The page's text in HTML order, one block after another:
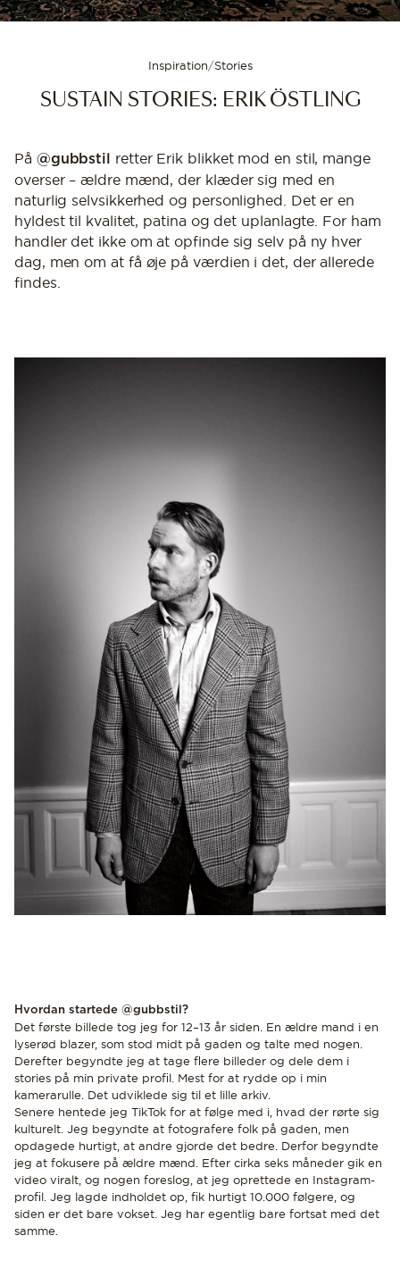
OPLEV DE SENESTE NYHEDER
Inspiration/Stories
SUSTAIN STORIES: ERIK ÖSTLING
På @gubbstil
retter Erik blikket mod en stil, mange
overser – ældre mænd, der klæder sig med en
naturlig selvsikkerhed og personlighed. Det er en
hyldest til kvalitet, patina og det uplanlagte. For ham
handler det ikke om at opfinde sig selv på ny hver
dag, men om at få øje på værdien i det, der allerede
findes.
Hvordan startede @gubbstil?
Det første billede tog jeg for 12–13 år siden. En ældre mand i en
lyserød blazer, som stod midt på gaden og talte med nogen.
Derefter begyndte jeg at tage flere billeder og dele dem i
stories på min private profil. Mest for at rydde op i min
kamerarulle. Det udviklede sig til et lille arkiv.
Senere hentede jeg TikTok for at følge med i, hvad der rørte sig
kulturelt. Jeg begyndte at fotografere folk på gaden, men
opdagede hurtigt, at andre gjorde det bedre. Derfor begyndte
jeg at fokusere på ældre mænd. Efter cirka seks måneder gik en
video viralt, og nogen foreslog, at jeg oprettede en Instagram-
profil. Jeg lagde indholdet op, fik hurtigt 10.000 følgere, og
siden er det bare vokset. Jeg har egentlig bare fortsat med det
samme.